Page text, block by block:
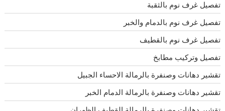
تفصيل غرف نوم بالثقبة
تفصيل غرف نوم بالدمام والخبر
تفصيل غرف نوم بالقطيف
تفصيل وتركيب مطابخ
تقشير دهانات وصنفرة بالرمالة الاحساء الجبيل
تقشير دهانات وصنفرة بالرمالة الدمام الخبر